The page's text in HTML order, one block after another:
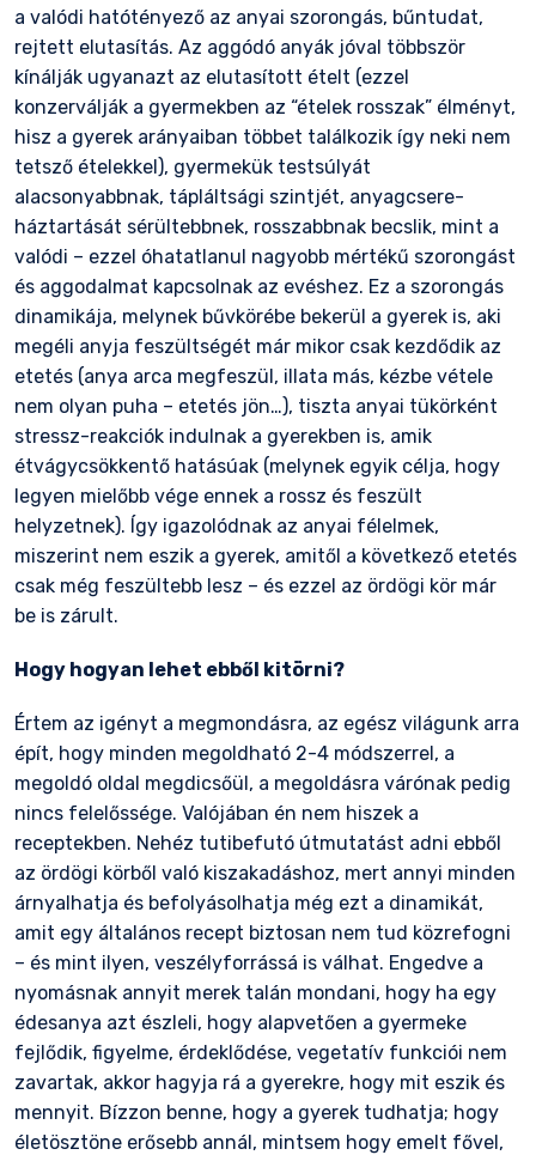
a valódi hatótényező az anyai szorongás, bűntudat,
rejtett elutasítás. Az aggódó anyák jóval többször
kínálják ugyanazt az elutasított ételt (ezzel
konzerválják a gyermekben az “ételek rosszak” élményt,
hisz a gyerek arányaiban többet találkozik így neki nem
tetsző ételekkel), gyermekük testsúlyát
alacsonyabbnak, tápláltsági szintjét, anyagcsere-
háztartását sérültebbnek, rosszabbnak becslik, mint a
valódi – ezzel óhatatlanul nagyobb mértékű szorongást
és aggodalmat kapcsolnak az evéshez. Ez a szorongás
dinamikája, melynek bűvkörébe bekerül a gyerek is, aki
megéli anyja feszültségét már mikor csak kezdődik az
etetés (anya arca megfeszül, illata más, kézbe vétele
nem olyan puha – etetés jön…), tiszta anyai tükörként
stressz-reakciók indulnak a gyerekben is, amik
étvágycsökkentő hatásúak (melynek egyik célja, hogy
legyen mielőbb vége ennek a rossz és feszült
helyzetnek). Így igazolódnak az anyai félelmek,
miszerint nem eszik a gyerek, amitől a következő etetés
csak még feszültebb lesz – és ezzel az ördögi kör már
be is zárult.
Hogy hogyan lehet ebből kitörni?
Értem az igényt a megmondásra, az egész világunk arra
épít, hogy minden megoldható 2-4 módszerrel, a
megoldó oldal megdicsőül, a megoldásra várónak pedig
nincs felelőssége. Valójában én nem hiszek a
receptekben. Nehéz tutibefutó útmutatást adni ebből
az ördögi körből való kiszakadáshoz, mert annyi minden
árnyalhatja és befolyásolhatja még ezt a dinamikát,
amit egy általános recept biztosan nem tud közrefogni
– és mint ilyen, veszélyforrássá is válhat. Engedve a
nyomásnak annyit merek talán mondani, hogy ha egy
édesanya azt észleli, hogy alapvetően a gyermeke
fejlődik, figyelme, érdeklődése, vegetatív funkciói nem
zavartak, akkor hagyja rá a gyerekre, hogy mit eszik és
mennyit. Bízzon benne, hogy a gyerek tudhatja; hogy
életösztöne erősebb annál, mintsem hogy emelt fővel,